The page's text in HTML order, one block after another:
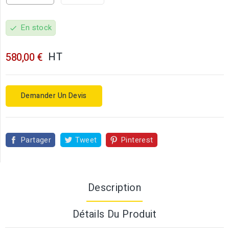
check En stock
580,00 € HT
Demander Un Devis
Partager Tweet Pinterest
Description
Détails Du Produit